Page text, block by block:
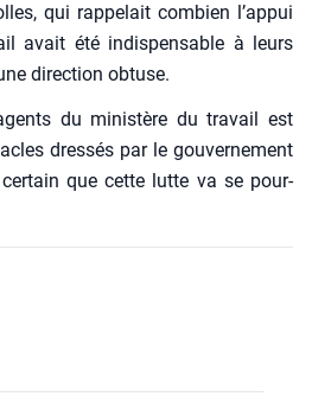
qui rap­pe­lait com­bien l’appui
avait été indis­pen­sable à leurs
direc­tion obtuse.
du minis­tère du tra­vail est
dres­sés par le gou­ver­ne­ment
que cette lutte va se pour­